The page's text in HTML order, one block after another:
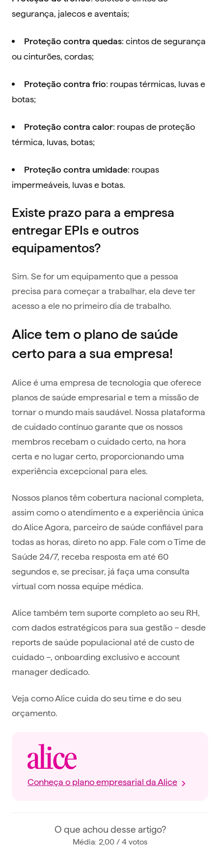
segurança, jalecos e aventais;
Proteção contra quedas: cintos de segurança
ou cinturões, cordas;
Proteção contra frio: roupas térmicas, luvas e
botas;
Proteção contra calor: roupas de proteção
térmica, luvas, botas;
Proteção contra umidade: roupas
impermeáveis, luvas e botas.
Existe prazo para a empresa
entregar EPIs e outros
equipamentos?
Sim. Se for um equipamento que a pessoa
precisa para começar a trabalhar, ela deve ter
acesso a ele no primeiro dia de trabalho.
Alice tem o plano de saúde
certo para a sua empresa!
Alice é uma empresa de tecnologia que oferece
planos de saúde empresarial e tem a missão de
tornar o mundo mais saudável. Nossa plataforma
de cuidado contínuo garante que os nossos
membros recebam o cuidado certo, na hora
certa e no lugar certo, proporcionando uma
experiência excepcional para eles.
Nossos planos têm cobertura nacional completa,
assim como o atendimento e a experiência única
do Alice Agora, parceiro de saúde confiável para
todas as horas, direto no app. Fale com o Time de
Saúde 24/7, receba resposta em até 60
segundos e, se precisar, já faça uma consulta
virtual com nossa equipe médica.
Alice também tem suporte completo ao seu RH,
com dados estratégicos para sua gestão – desde
reports de saúde populacional até de custo de
cuidado –, onboarding exclusivo e account
manager dedicado.
Veja como Alice cuida do seu time e do seu
orçamento.
Conheça o plano empresarial da Alice
O que achou desse artigo?
Média: 2,00 / 4 votos